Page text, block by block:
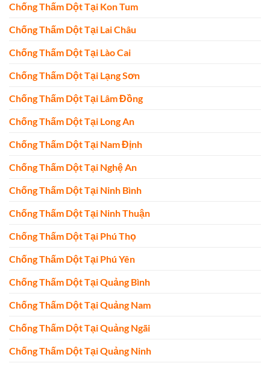
Chống Thấm Dột Tại Kon Tum
Chống Thấm Dột Tại Lai Châu
Chống Thấm Dột Tại Lào Cai
Chống Thấm Dột Tại Lạng Sơn
Chống Thấm Dột Tại Lâm Đồng
Chống Thấm Dột Tại Long An
Chống Thấm Dột Tại Nam Định
Chống Thấm Dột Tại Nghệ An
Chống Thấm Dột Tại Ninh Bình
Chống Thấm Dột Tại Ninh Thuận
Chống Thấm Dột Tại Phú Thọ
Chống Thấm Dột Tại Phú Yên
Chống Thấm Dột Tại Quảng Bình
Chống Thấm Dột Tại Quảng Nam
Chống Thấm Dột Tại Quảng Ngãi
Chống Thấm Dột Tại Quảng Ninh